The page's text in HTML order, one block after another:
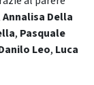
Annalisa Della
, Pasquale
Leo, Luca